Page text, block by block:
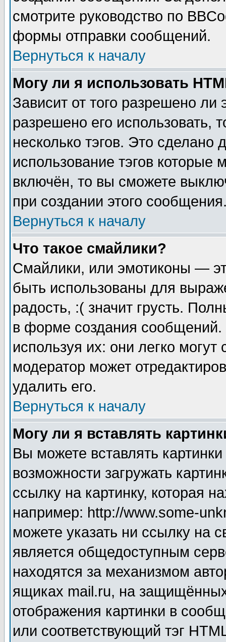
смотрите руководство по
формы отправки сообщений.
Вернуться к началу
Могу ли я использовать
Зависит от того разрешено
разрешено его использовать,
несколько тэгов. Это сделано
использование тэгов
включён, то вы сможете
при создании этого
Вернуться к началу
Что такое смайлики?
Смайлики, или эмотиконы —
быть использованы для
радость, :( значит грусть.
в форме создания сообщений.
используя их: они легко
модератор может
удалить его.
Вернуться к началу
Могу ли я вставлять
Вы можете вставлять
возможности загружать
ссылку на картинку, которая
например: http://www.some-
можете указать ни ссылку на
является общедоступным
находятся за механизмом
ящиках mail.ru, на
отображения картинки в
или соответствующий тэг